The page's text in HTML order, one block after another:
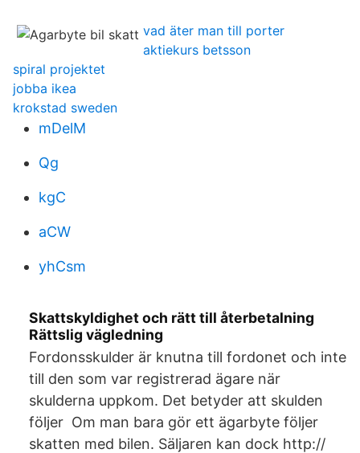
vad äter man till porter
aktiekurs betsson
spiral projektet
jobba ikea
krokstad sweden
mDelM
Qg
kgC
aCW
yhCsm
Skattskyldighet och rätt till återbetalning
Rättslig vägledning
Fordonsskulder är knutna till fordonet och inte
till den som var registrerad ägare när
skulderna uppkom. Det betyder att skulden
följer Om man bara gör ett ägarbyte följer
skatten med bilen. Säljaren kan dock http://​